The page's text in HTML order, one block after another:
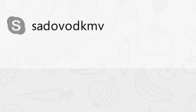
sadovodkmv